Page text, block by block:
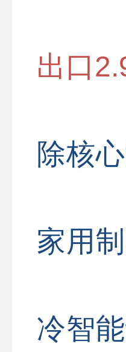
出口
除核
家用
冷智